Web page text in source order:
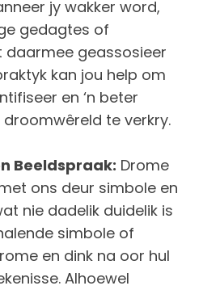
jy wakker word,
gedagtes of
daarmee geassosieer
kan jou help om
en ‘n beter
te verkry.
Beeldspraak: Drome
ons deur simbole en
nie dadelik duidelik is
simbole of
en dink na oor hul
Alhoewel